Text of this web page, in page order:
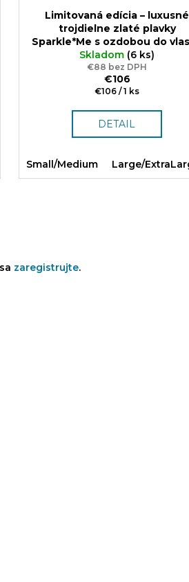
Limitovaná edícia – luxusné
trojdielne zlaté plavky
Sparkle*Me s ozdobou do
Pravé plavkové tkaniny zo
Španielska | S–XL | Darček
Skladom (6 ks)
€88 bez DPH
€106
Jednotková
€106 / 1 ks
DETAIL
Small/Medium Large/
zaregistrujte.